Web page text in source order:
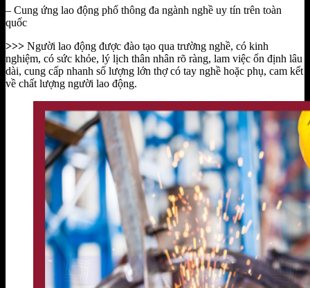
– Cung ứng lao động phổ thông đa ngành nghề uy tín trên toàn
quốc
>>> Người lao động được đào tạo qua trường nghề, có kinh
nghiệm, có sức khỏe, lý lịch thân nhân rõ ràng, lam việc ổn định lâu
dài, cung cấp nhanh số lượng lớn thợ có tay nghề hoặc phụ, cam kết
về chất lượng người lao động.